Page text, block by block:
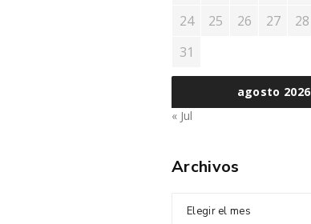
agosto 2026
24
25 26 27 28
31
« Jul
Archivos
Elegir el mes